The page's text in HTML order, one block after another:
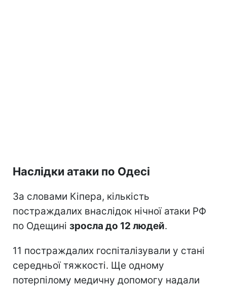
Наслідки атаки по Одесі
За словами Кіпера, кількість
постраждалих внаслідок нічної атаки РФ
по Одещині зросла до 12 людей.
11 постраждалих госпіталізували у стані
середньої тяжкості. Ще одному
потерпілому медичну допомогу надали